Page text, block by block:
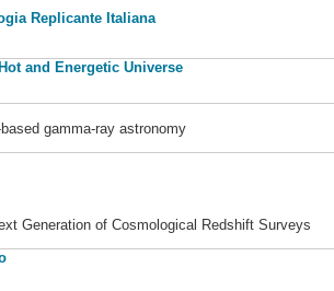
Replicante Italiana
and Energetic Universe
gamma-ray astronomy
Generation of Cosmological Redshift Surveys